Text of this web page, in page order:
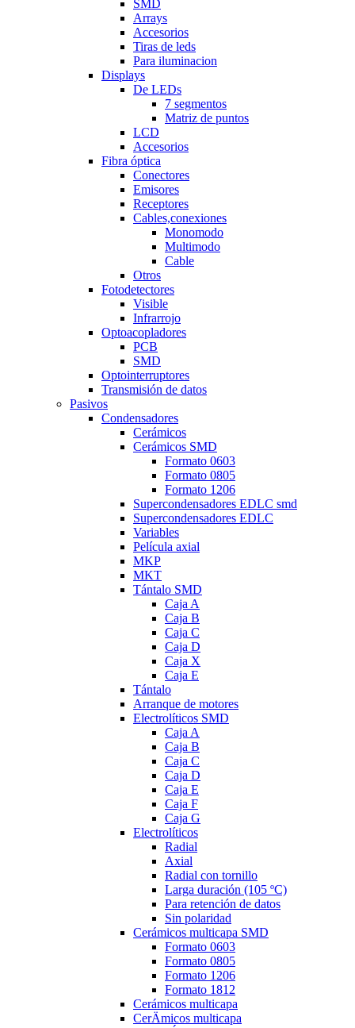
SMD
Arrays
Accesorios
Tiras de leds
Para iluminacion
Displays
De LEDs
7 segmentos
Matriz de puntos
LCD
Accesorios
Fibra óptica
Conectores
Emisores
Receptores
Cables,conexiones
Monomodo
Multimodo
Cable
Otros
Fotodetectores
Visible
Infrarrojo
Optoacopladores
PCB
SMD
Optointerruptores
Transmisión de datos
Pasivos
Condensadores
Cerámicos
Cerámicos SMD
Formato 0603
Formato 0805
Formato 1206
Supercondensadores EDLC smd
Supercondensadores EDLC
Variables
Película axial
MKP
MKT
Tántalo SMD
Caja A
Caja B
Caja C
Caja D
Caja X
Caja E
Tántalo
Arranque de motores
Electrolíticos SMD
Caja A
Caja B
Caja C
Caja D
Caja E
Caja F
Caja G
Electrolíticos
Radial
Axial
Radial con tornillo
Larga duración (105 ºC)
Para retención de datos
Sin polaridad
Cerámicos multicapa SMD
Formato 0603
Formato 0805
Formato 1206
Formato 1812
Cerámicos multicapa
CerÄmicos multicapa